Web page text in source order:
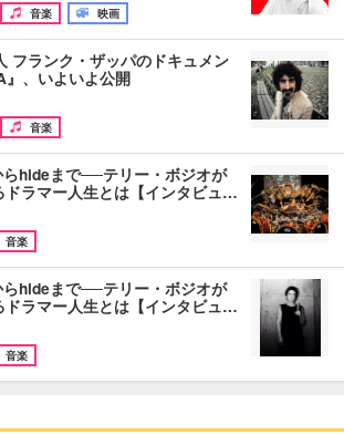
音楽 映画
フランク・ザッパのドキュメン
』、いよいよ公開
音楽
hideまで──テリー・ボジオが
ドラマー人生とは【インタビュ…
音楽
hideまで──テリー・ボジオが
ドラマー人生とは【インタビュ…
音楽